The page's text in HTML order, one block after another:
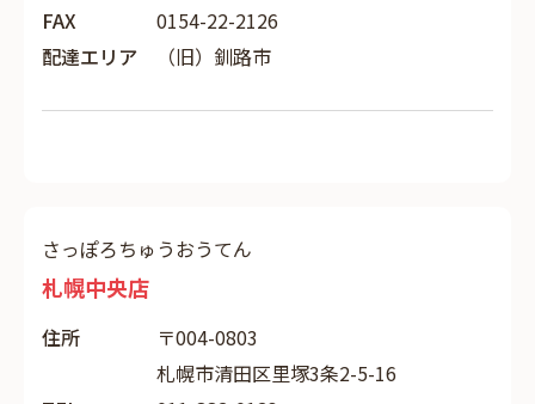
FAX
0154-22-2126
配達エリア
（旧）釧路市
さっぽろちゅうおうてん
札幌中央店
住所
〒004-0803
札幌市清田区里塚3条2-5-16